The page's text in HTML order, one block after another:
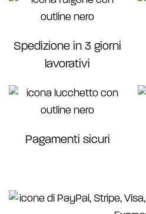
Spedizione in 3 giorni
lavorativi
Pagamenti sicuri